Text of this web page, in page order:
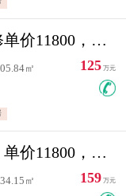
上海滩花园精装修单价11800，价格最低的两居室，无敌视野
㎡
125 万元
凤凰新城零公摊，单价11800，白银楼层，一个车库另算
㎡
159 万元